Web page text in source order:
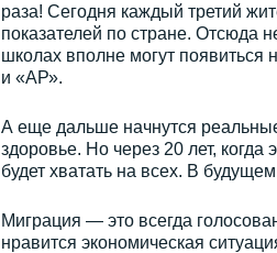
раза! Сегодня каждый третий
показателей по стране. Отсюда
школах вполне могут
и «АР».
А еще дальше начнутся
здоровье. Но через 20 лет, когда
будет хватать на всех. В
Миграция — это всегда
нравится экономическая